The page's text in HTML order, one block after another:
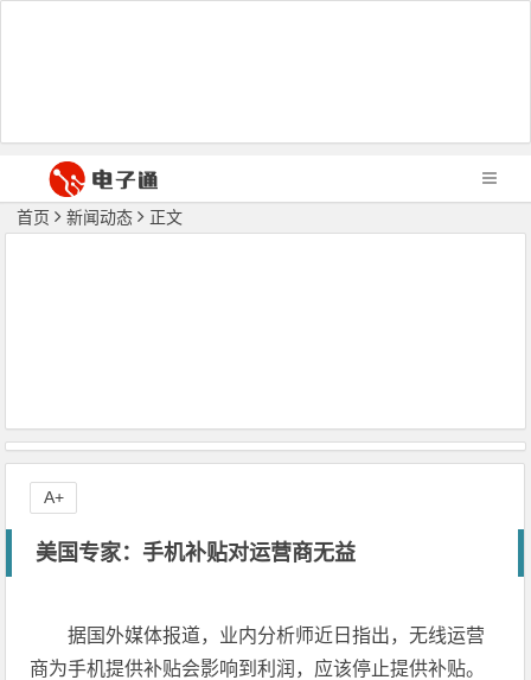
首页 新闻动态 正文
美国专家：手机补贴对运营商无益
据国外媒体报道，业内分析师近日指出，无线运营
商为手机提供补贴会影响到利润，应该停止提供补贴。
A+